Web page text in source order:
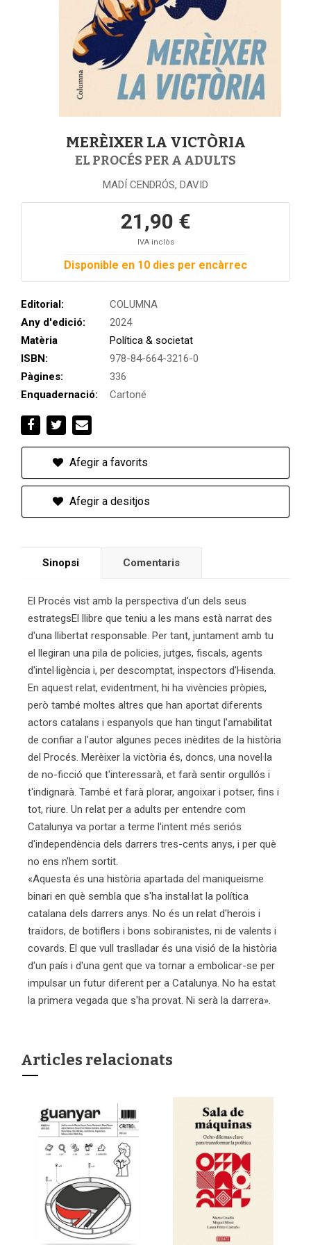
MERÈIXER LA VICTÒRIA
EL PROCÉS PER A ADULTS
MADÍ CENDRÓS, DAVID
21,90 €
IVA inclòs
Disponible en 10 dies per encàrrec
Editorial:
COLUMNA
Any d'edició:
2024
Matèria
Política & societat
ISBN:
978-84-664-3216-0
Pàgines:
336
Enquadernació:
Cartoné
Afegir a favorits
Afegir a desitjos
Sinopsi Comentaris
El Procés vist amb la perspectiva d'un dels seus
estrategsEl llibre que teniu a les mans està narrat des
d'una llibertat responsable. Per tant, juntament amb tu
el llegiran una pila de policies, jutges, fiscals, agents
d'intel·ligència i, per descomptat, inspectors d'Hisenda.
En aquest relat, evidentment, hi ha vivències pròpies,
però també moltes altres que han aportat diferents
actors catalans i espanyols que han tingut l'amabilitat
de confiar a l'autor algunes peces inèdites de la història
del Procés. Merèixer la victòria és, doncs, una novel·la
de no-ficció que t'interessarà, et farà sentir orgullós i
t'indignarà. També et farà plorar, angoixar i potser, fins i
tot, riure. Un relat per a adults per entendre com
Catalunya va portar a terme l'intent més seriós
d'independència dels darrers tres-cents anys, i per què
no ens n'hem sortit.
«Aquesta és una història apartada del maniqueisme
binari en què sembla que s'ha instal·lat la política
catalana dels darrers anys. No és un relat d'herois i
traïdors, de botiflers i bons sobiranistes, ni de valents i
covards. El que vull traslladar és una visió de la història
d'un país i d'una gent que va tornar a embolicar-se per
impulsar un futur diferent per a Catalunya. No ha estat
la primera vegada que s'ha provat. Ni serà la darrera».
Articles relacionats